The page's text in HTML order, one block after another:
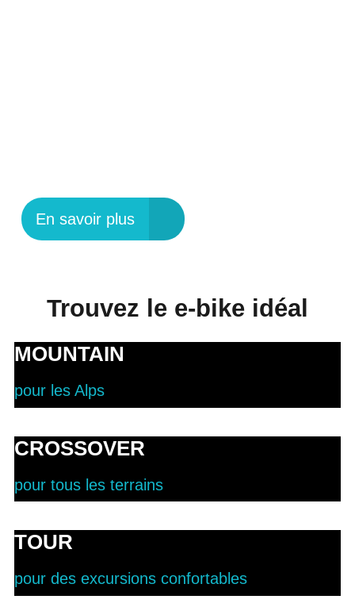
En savoir plus
Trouvez le e-bike idéal
MOUNTAIN
pour les Alps
CROSSOVER
pour tous les terrains
TOUR
pour des excursions confortables